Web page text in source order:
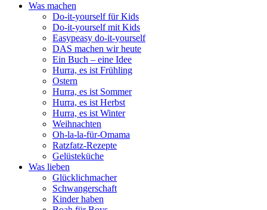
Was machen
Do-it-yourself für Kids
Do-it-yourself mit Kids
Easypeasy do-it-yourself
DAS machen wir heute
Ein Buch – eine Idee
Hurra, es ist Frühling
Ostern
Hurra, es ist Sommer
Hurra, es ist Herbst
Hurra, es ist Winter
Weihnachten
Oh-la-la-für-Omama
Ratzfatz-Rezepte
Gelüsteküche
Was lieben
Glücklichmacher
Schwangerschaft
Kinder haben